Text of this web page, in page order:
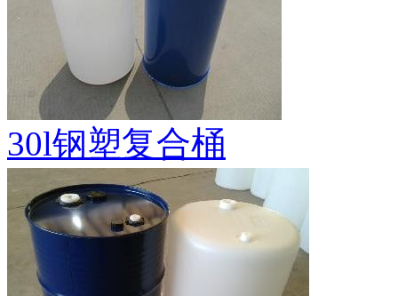
30l钢塑复合桶